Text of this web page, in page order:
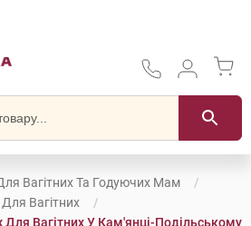
Вагітних Та Годуючих Мам
Вагітних
Вагітних У Кам'янці-Подільському